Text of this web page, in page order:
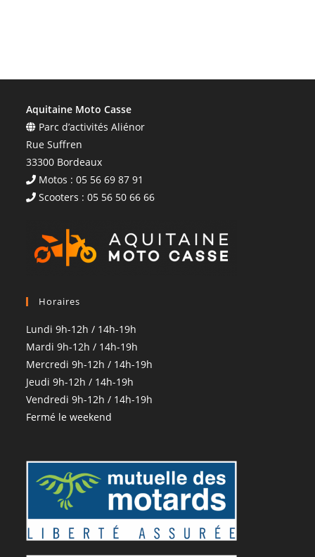
Aquitaine Moto Casse
Parc d’activités Aliénor
Rue Suffren
33300 Bordeaux
Motos : 05 56 69 87 91
Scooters : 05 56 50 66 66
Horaires
Lundi 9h-12h / 14h-19h
Mardi 9h-12h / 14h-19h
Mercredi 9h-12h / 14h-19h
Jeudi 9h-12h / 14h-19h
Vendredi 9h-12h / 14h-19h
Fermé le weekend